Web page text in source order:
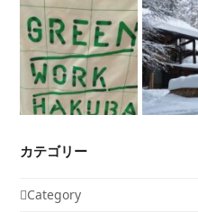
カテゴリー
Category